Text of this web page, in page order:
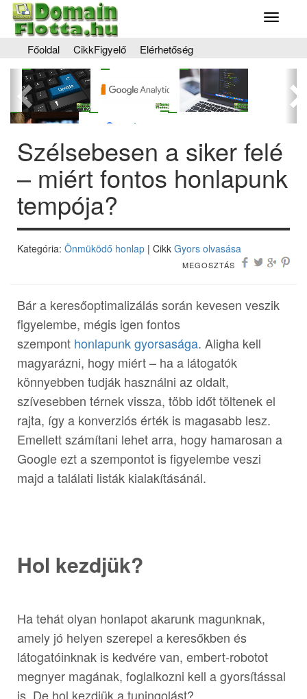
Toggle
Főoldal CikkFigyelő Elérhetőség
Előző
Szélsebesen a siker felé
– miért fontos honlapunk
tempója?
Kategória: Önmüködő honlap | Cikk Gyors olvasása
MEGOSZTÁS
Bár a keresőoptimalizálás során kevesen veszik
figyelembe, mégis igen fontos
szempont honlapunk gyorsasága. Aligha kell
magyarázni, hogy miért – ha a látogatók
könnyebben tudják használni az oldalt,
szívesebben térnek vissza, több időt töltenek el
rajta, így a konverziós érték is magasabb lesz.
Emellett számítani lehet arra, hogy hamarosan a
Google ezt a szempontot is figyelembe veszi
majd a találati listák kialakításánál.
Hol kezdjük?
Ha tehát olyan honlapot akarunk magunknak,
amely jó helyen szerepel a keresőkben és
látogatóinknak is kedvére van, embert-robotot
megnyer magának, foglalkozni kell a gyorsítással
is. De hol kezdjük a tuningolást?